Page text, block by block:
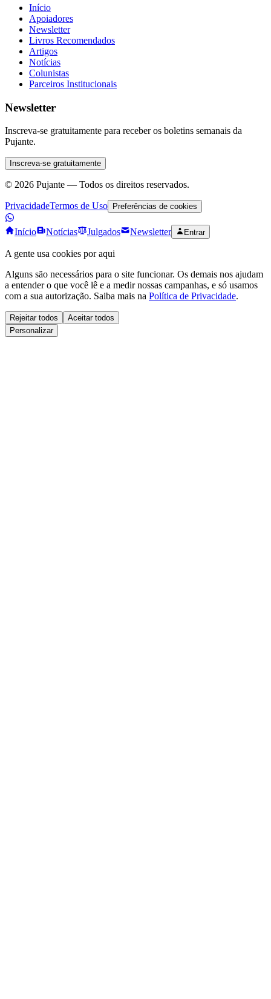
Início
Apoiadores
Newsletter
Livros Recomendados
Artigos
Notícias
Colunistas
Parceiros Institucionais
Newsletter
Inscreva-se gratuitamente para receber os boletins semanais da
Pujante.
Inscreva-se gratuitamente
© 2026 Pujante — Todos os direitos reservados.
PrivacidadeTermos de Uso Preferências de cookies
Início Notícias Julgados Newsletter Entrar
A gente usa cookies por aqui
Alguns são necessários para o site funcionar. Os demais nos ajudam
a entender o que você lê e a medir nossas campanhas, e só usamos
com a sua autorização. Saiba mais na Política de Privacidade.
Rejeitar todos
Aceitar todos
Personalizar